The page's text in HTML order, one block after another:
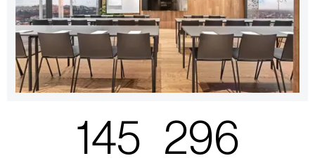
145 296